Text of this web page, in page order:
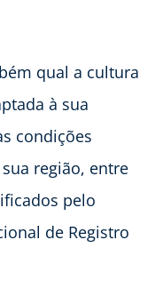
qual a cultura
à sua
condições
região, entre
pelo
de Registro